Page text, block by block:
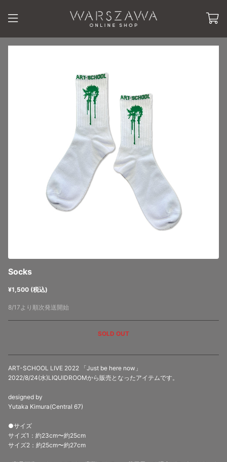
Socks
¥1,500 (税込)
8/17より順次発送開始
SOLD OUT
ART-SCHOOL LIVE 2022 「Just be here now」
2022/8/24(水)LIQUIDROOMから販売となったアイテムです。
designed by
Yutaka Kimura(Central 67)
●サイズ
サイズ1：約23cm〜約25cm
サイズ2：約25cm〜約27cm